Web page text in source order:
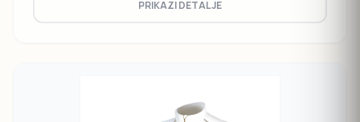
PRIKAZI DETALJE